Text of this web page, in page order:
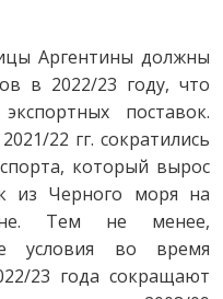
Аргентины должны
в 2022/23 году, что
поставок.
22 гг. сократились
который вырос
из Черного моря на
Тем не менее,
условия во время
23 года сокращают